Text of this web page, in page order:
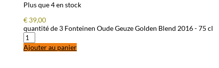
Plus que 4 en stock
€ 39,00
quantité de 3 Fonteinen Oude Geuze Golden Blend 2016 - 75 cl
Ajouter au panier